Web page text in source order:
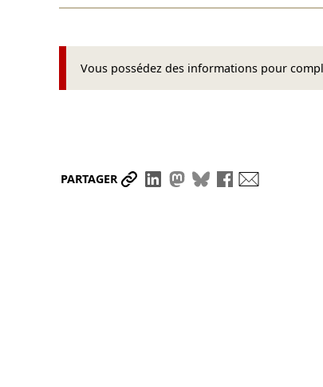
Vous possédez des informations pour
PARTAGER Partager le lien
Partager sur LinkedIn
Partager sur
Partager sur
Partager sur